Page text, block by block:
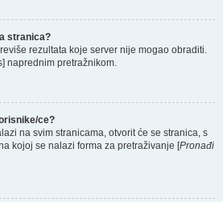
stranica?
rezultata koje server nije mogao obraditi.
naprednim pretražnikom.
ce?
na svim stranicama, otvorit će se stranica, s
kojoj se nalazi forma za pretraživanje [Pronađi